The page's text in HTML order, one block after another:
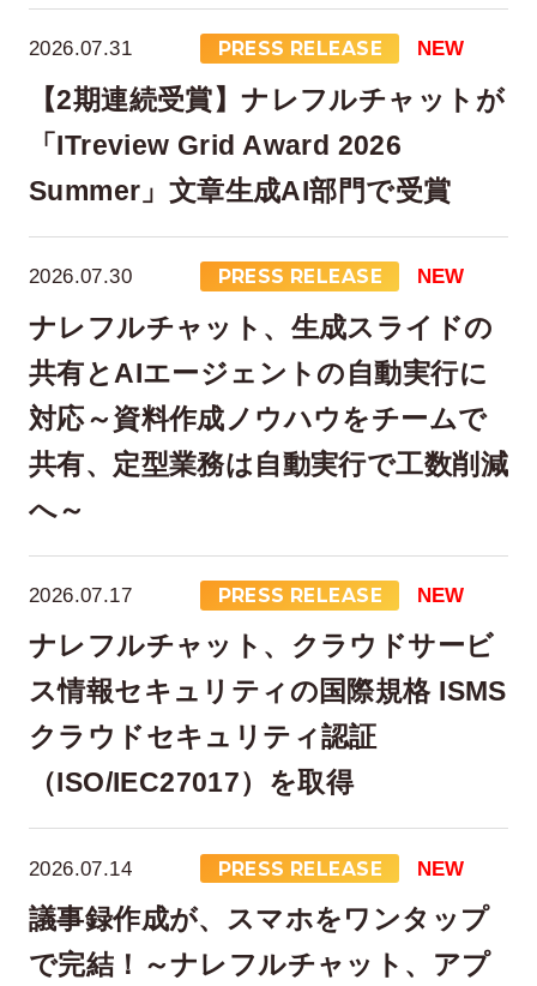
在宅率
2026年7月時点
社員数
1,290
2026年6月時点
2026.07.31 PRESS RELEASE NEW
【2期連続受賞】ナレフルチャットが
「ITreview Grid Award 2026
Summer」文章生成AI部門で受賞
2026.07.30 PRESS RELEASE NEW
ナレフルチャット、生成スライドの
共有とAIエージェントの自動実行に
対応～資料作成ノウハウをチームで
共有、定型業務は自動実行で工数削減
へ～
2026.07.17 PRESS RELEASE NEW
ナレフルチャット、クラウドサービ
ス情報セキュリティの国際規格 ISMS
クラウドセキュリティ認証
（ISO/IEC27017）を取得
2026.07.14 PRESS RELEASE NEW
議事録作成が、スマホをワンタップ
で完結！～ナレフルチャット、アプ